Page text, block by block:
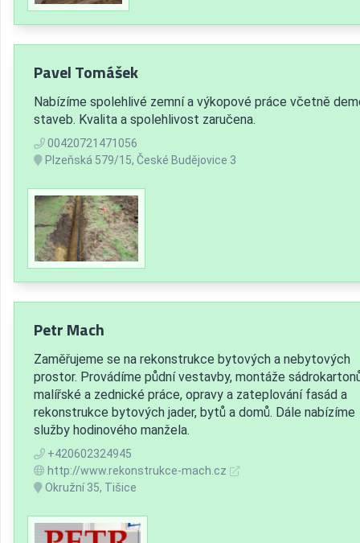
Pavel Tomášek
Nabízíme spolehlivé zemní a výkopové práce včetně
staveb. Kvalita a spolehlivost zaručena.
00420721471056
Plzeňská 579/15, České Budějovice 3
Petr Mach
Zaměřujeme se na rekonstrukce bytových a nebytových
prostor. Provádíme půdní vestavby, montáže
malířské a zednické práce, opravy a zateplování fasád a
rekonstrukce bytových jader, bytů a domů. Dále nabízíme
služby hodinového manžela.
+420602324945
http://www.rekonstrukce-mach.cz
Okružní 35, Tišice